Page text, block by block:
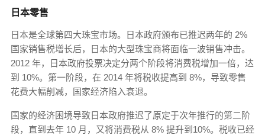
日本零售
日本是全球第四大珠宝市场。日本政府颁布已推迟两年的 2%
国家销售税增长后，日本的大型珠宝商将面临一波销售冲击。
2012 年，日本政府投票决定分两个阶段将消费税增加一倍，达
到 10%。第一阶段，在 2014 年将税收提高到 8%，导致零售
花费大幅削减，国家经济陷入衰退。
国家的经济困境导致日本政府推迟了原定于次年推行的第二阶
段，直到去年 10 月，又将消费税从 8% 提升到10%。税收已经